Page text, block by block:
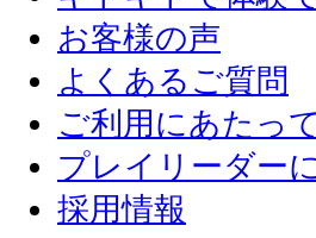
お客様の声
よくあるご質問
ご利用にあたっ
プレイリーダー
採用情報